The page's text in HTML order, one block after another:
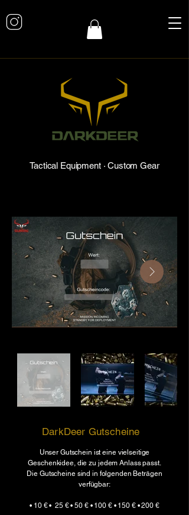
Tactical Equipment · Custom Gear
DarkDeer Gutscheine
Unser Gutschein ist eine vielseitige
Geschenkidee, die zu jedem Anlass passt.
Die Gutscheine sind in folgenden Beträgen
verfügbar:
• 10 €• 25 €• 50 € • 100 € • 150 € • 200 €